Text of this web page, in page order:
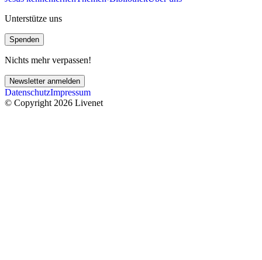
Unterstütze uns
Spenden
Nichts mehr verpassen!
Newsletter anmelden
DatenschutzImpressum
© Copyright 2026 Livenet